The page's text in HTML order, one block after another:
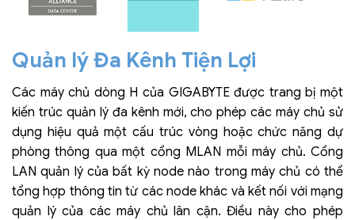
Quản lý Đa Kênh Tiện Lợi
Các máy chủ dòng H của GIGABYTE được trang bị một
kiến trúc quản lý đa kênh mới, cho phép các máy chủ sử
dụng hiệu quả một cấu trúc vòng hoặc chức năng dự
phòng thông qua một cổng MLAN mỗi máy chủ. Cổng
LAN quản lý của bất kỳ node nào trong máy chủ có thể
tổng hợp thông tin từ các node khác và kết nối với mạng
quản lý của các máy chủ lân cận. Điều này cho phép